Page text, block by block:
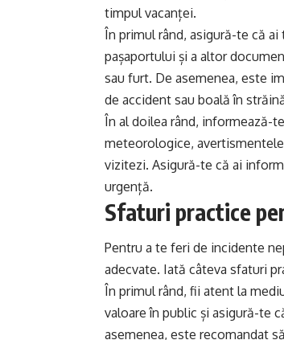
timpul vacanței.
În primul rând, asigură-te că
pașaportului și a altor
sau furt. De asemenea, este
de accident sau boală în
În al doilea rând, informează-
meteorologice,
vizitezi. Asigură-te că ai
urgență.
Sfaturi practice
Pentru a te feri de incidente
adecvate. Iată câteva sfaturi
În primul rând, fii atent la
valoare în public și asigură-te
asemenea, este recomandat